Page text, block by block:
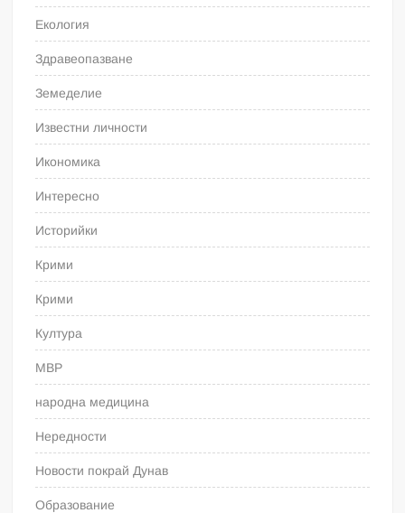
Екология
Здравеопазване
Земеделие
Известни личности
Икономика
Интересно
Историйки
Крими
Крими
Култура
МВР
народна медицина
Нередности
Новости покрай Дунав
Образование